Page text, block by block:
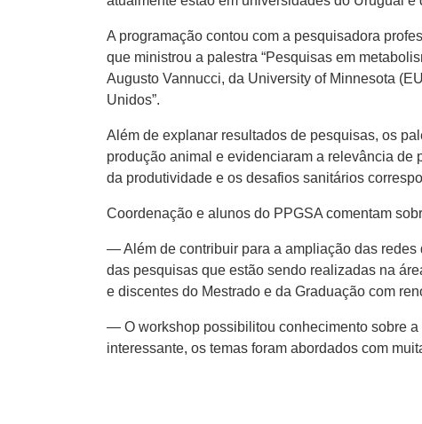
A programação contou com a pesquisadora
que ministrou a palestra “Pesquisas em
Augusto Vannucci, da University of Minnesota
Unidos”.
Além de explanar resultados de pesquisas, os
produção animal e evidenciaram a relevância de
da produtividade e os desafios sanitários
Coordenação e alunos do PPGSA comentam
— Além de contribuir para a ampliação das
das pesquisas que estão sendo realizadas na
e discentes do Mestrado e da Graduação com
— O workshop possibilitou conhecimento sobre
interessante, os temas foram abordados com